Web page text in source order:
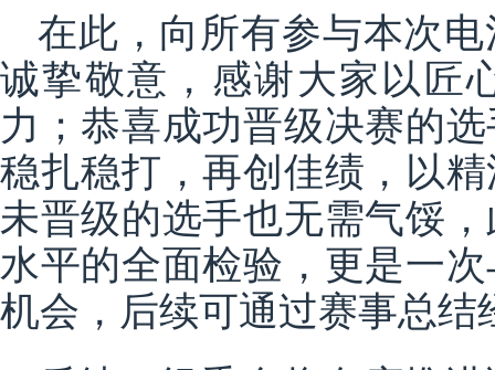
在此，向所有参与本次
诚挚敬意，感谢大家以匠
力；恭喜成功晋级决赛的
稳扎稳打，再创佳绩，以
未晋级的选手也无需气馁
水平的全面检验，更是一
机会，后续可通过赛事总